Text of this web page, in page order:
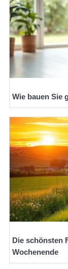
Wie bauen Sie
Die schönsten
Wochenende